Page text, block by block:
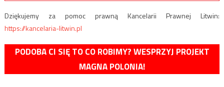
Dziękujemy za pomoc prawną Kancelarii Prawnej Litwin:
https://kancelaria-litwin.pl
PODOBA CI SIĘ TO CO ROBIMY? WESPRZYJ PROJEKT
MAGNA POLONIA!